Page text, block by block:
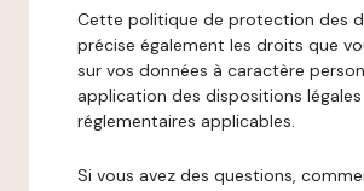
Cette politique de protection des
précise également les droits que
sur vos données à caractère
application des dispositions
réglementaires applicables.
Si vous avez des questions,